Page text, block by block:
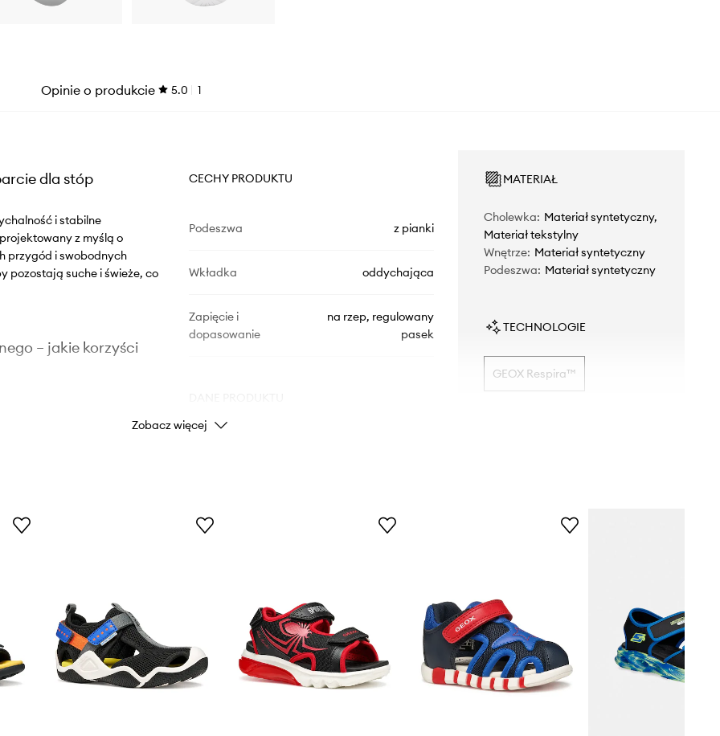
Opinie o produkcie 5.0 1
dla stóp
i stabilne
z myślą o
przygód i swobodnych
pozostają suche i świeże, co
– jakie korzyści
każdego
wilgoci na zewnątrz
dopasowanie
dziecięcych
CECHY PRODUKTU
Podeszwa z pianki
Wkładka oddychająca
Zapięcie i
dopasowanie
na rzep, regulowany
pasek
Marka
ID Produktu
MATERIAŁ
Cholewka: Materiał syntetyczny,
Materiał tekstylny
Wnętrze: Materiał syntetyczny
Podeszwa: Materiał syntetyczny
TECHNOLOGIE
GEOX Respira™
Zobacz więcej